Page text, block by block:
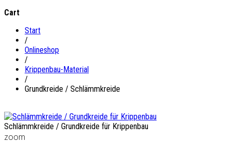
Cart
Start
/
Onlineshop
/
Krippenbau-Material
/
Grundkreide / Schlämmkreide
Schlämmkreide / Grundkreide für Krippenbau
zoom